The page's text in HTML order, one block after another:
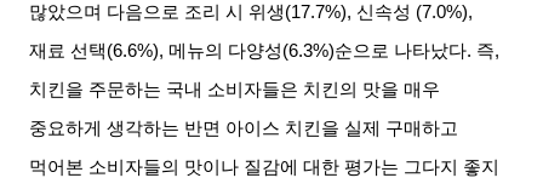
많았으며 다음으로 조리 시 위생(17.7%), 신속성 (7.0%),
재료 선택(6.6%),메뉴의 다양성(6.3%)순으로 나타났다. 즉,
치킨을 주문하는 국내 소비자들은 치킨의 맛을 매우
중요하게 생각하는 반면 아이스 치킨을 실제 구매하고
먹어본 소비자들의 맛이나 질감에 대한 평가는 그다지 좋지